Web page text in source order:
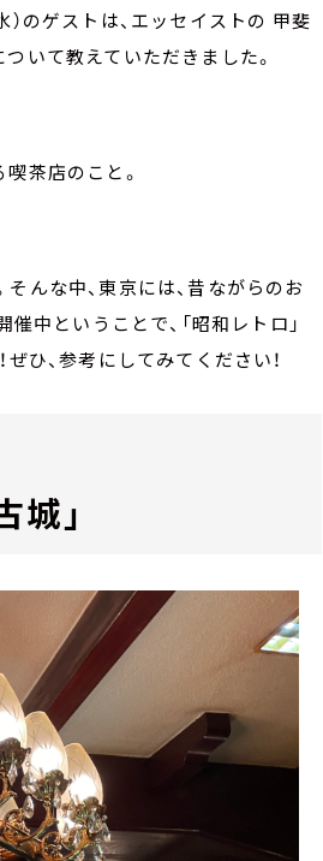
のゲストは、エッセイストの 甲斐
いて教えていただきました。
茶店のこと。
んな中、東京には、昔ながらのお
中ということで、「昭和レトロ」
ひ、参考にしてみてください！
城」